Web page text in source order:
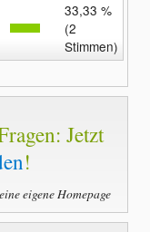
33,33 %
(2
Stimmen)
Jetzt
!
eigene Homepage